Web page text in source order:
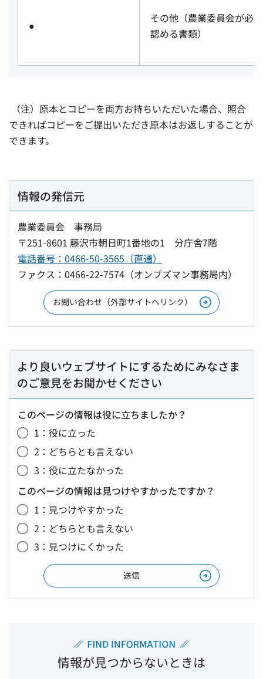
●
その他（農業委員会が必
認める書類）
（注）原本とコピーを両方お持ちいただいた場合、照合
できればコピーをご提出いただき原本はお返しすることが
できます。
情報の発信元
農業委員会 事務局
〒251-8601 藤沢市朝日町1番地の1 分庁舎7階
電話番号：0466-50-3565（直通）
ファクス：0466-22-7574（オンブズマン事務局内）
お問い合わせ（外部サイトへリンク）
より良いウェブサイトにするためにみなさま
のご意見をお聞かせください
このページの情報は役に立ちましたか？
1：役に立った
2：どちらとも言えない
3：役に立たなかった
このページの情報は見つけやすかったですか？
1：見つけやすかった
2：どちらとも言えない
3：見つけにくかった
情報が見つからないときは